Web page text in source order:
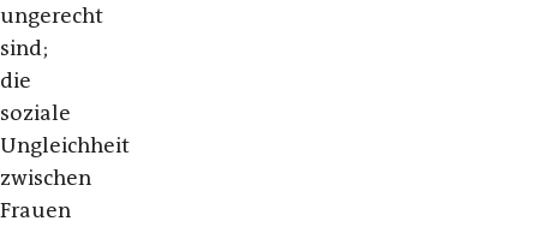
ungerecht
sind;
die
soziale
Ungleichheit
zwischen
Frauen